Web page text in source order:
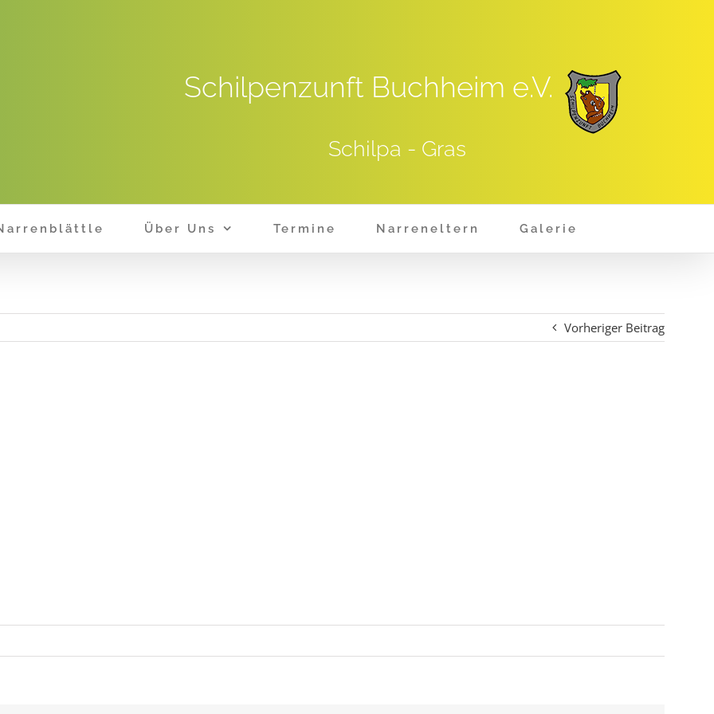
Schilpenzunft Buchheim e.V.
Schilpa - Gras
Über Uns Termine Narreneltern Galerie
Vorheriger Beitrag